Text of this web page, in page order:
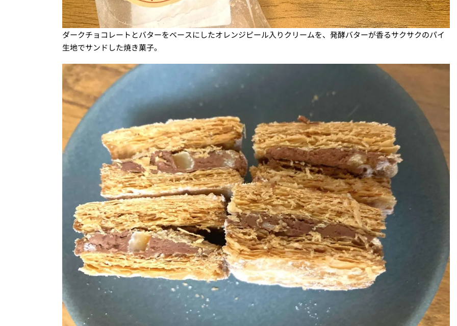
ダークチョコレートとバターをベースにしたオレンジピール入りクリームを、発酵バターが香るサクサクのパイ
生地でサンドした焼き菓子。